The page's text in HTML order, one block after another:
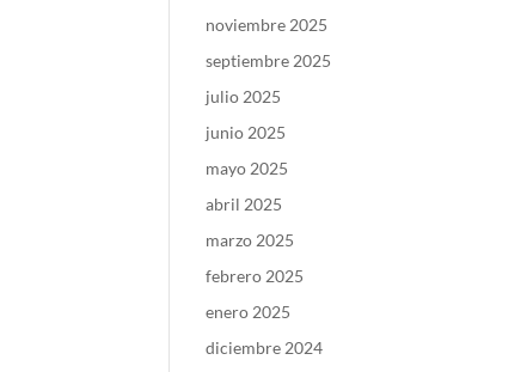
noviembre 2025
septiembre 2025
julio 2025
junio 2025
mayo 2025
abril 2025
marzo 2025
febrero 2025
enero 2025
diciembre 2024